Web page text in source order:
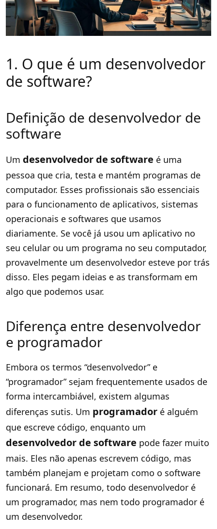
1. O que é um desenvolvedor
de software?
Definição de desenvolvedor de
software
Um desenvolvedor de software é uma
pessoa que cria, testa e mantém programas de
computador. Esses profissionais são essenciais
para o funcionamento de aplicativos, sistemas
operacionais e softwares que usamos
diariamente. Se você já usou um aplicativo no
seu celular ou um programa no seu computador,
provavelmente um desenvolvedor esteve por trás
disso. Eles pegam ideias e as transformam em
algo que podemos usar.
Diferença entre desenvolvedor
e programador
Embora os termos “desenvolvedor” e
“programador” sejam frequentemente usados de
forma intercambiável, existem algumas
diferenças sutis. Um programador é alguém
que escreve código, enquanto um
desenvolvedor de software pode fazer muito
mais. Eles não apenas escrevem código, mas
também planejam e projetam como o software
funcionará. Em resumo, todo desenvolvedor é
um programador, mas nem todo programador é
um desenvolvedor.